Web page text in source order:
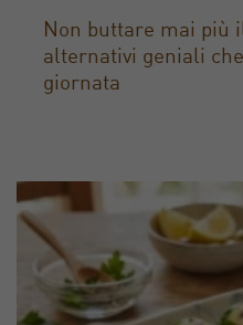
Non buttare mai più
alternativi geniali
giornata